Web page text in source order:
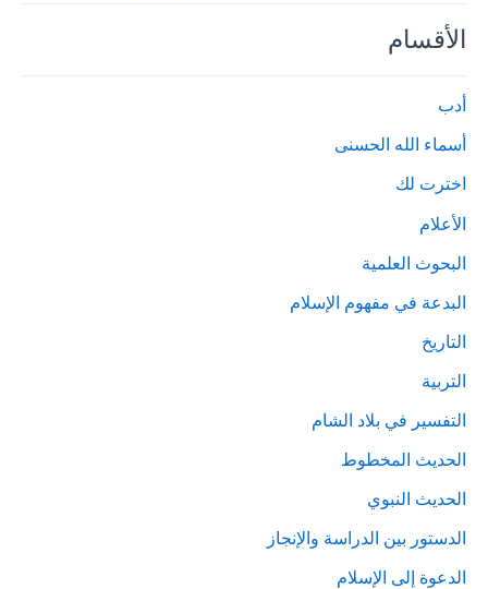
الأقسام
أدب
أسماء الله الحسنى
اخترت لك
الأعلام
البحوث العلمية
البدعة في مفهوم الإسلام
التاريخ
التربية
التفسير في بلاد الشام
الحديث المخطوط
الحديث النبوي
الدستور بين الدراسة والإنجاز
الدعوة إلى الإسلام